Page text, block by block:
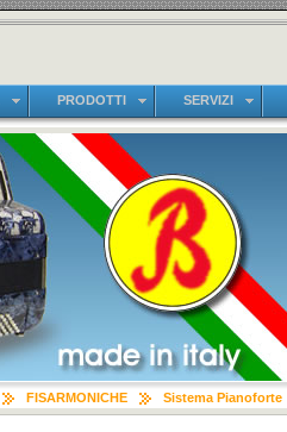
PRODOTTI SERVIZI
FISARMONICHE Sistema Pianoforte